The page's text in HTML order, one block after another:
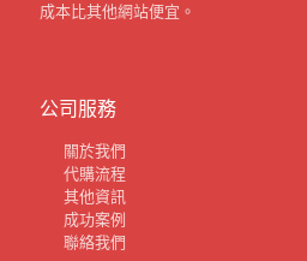
成本比其他網站便宜。
公司服務
關於我們
代購流程
其他資訊
成功案例
聯絡我們